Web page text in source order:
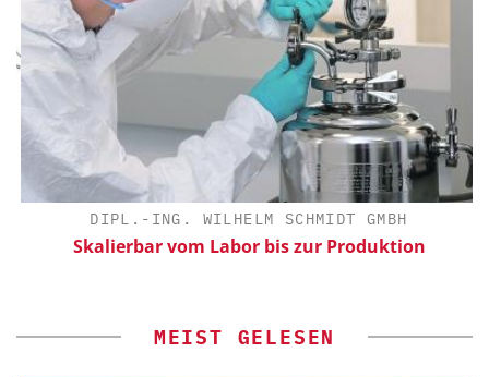
DIPL.-ING. WILHELM SCHMIDT GMBH
Skalierbar vom Labor bis zur Produktion
MEIST GELESEN